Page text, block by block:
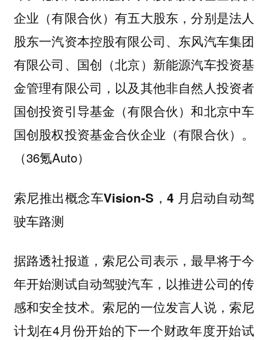
企业（有限合伙）有五大股东，分别是法人
股东一汽资本控股有限公司、东风汽车集团
有限公司、国创（北京）新能源汽车投资基
金管理有限公司，以及其他非自然人投资者
国创投资引导基金（有限合伙）和北京中车
国创股权投资基金合伙企业（有限合伙）。
（36氪Auto）
索尼推出概念车Vision-S，4 月启动自动驾
驶车路测
据路透社报道，索尼公司表示，最早将于今
年开始测试自动驾驶汽车，以推进公司的传
感和安全技术。索尼的一位发言人说，索尼
计划在4月份开始的下一个财政年度开始试